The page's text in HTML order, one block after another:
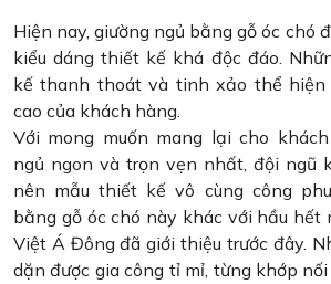
Hiện nay, giường ngủ bằng gỗ óc chó
kiểu dáng thiết kế khá độc đáo.
kế thanh thoát và tinh xảo thể hiện
cao của khách hàng.
Với mong muốn mang lại cho
ngủ ngon và trọn vẹn nhất, đội ngũ
nên mẫu thiết kế vô cùng công
bằng gỗ óc chó này khác với hầu hết
Việt Á Đông đã giới thiệu trước đây.
dặn được gia công tỉ mỉ, từng khớp